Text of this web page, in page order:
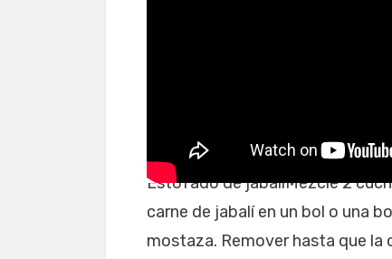
Estofado de jabalíMezcle 2
carne de jabalí en un bol o una
mostaza. Remover hasta que la